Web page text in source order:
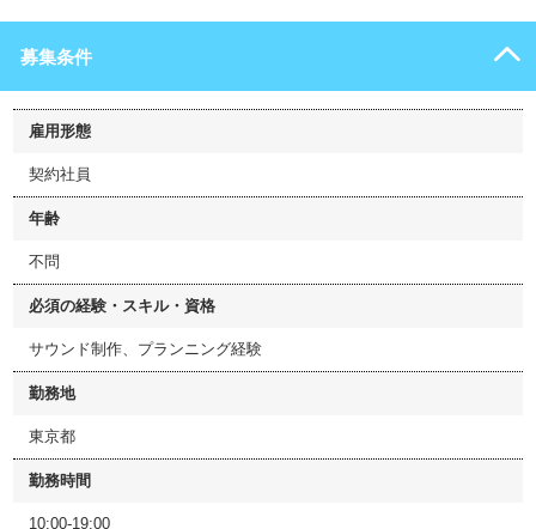
募集条件
雇用形態
契約社員
年齢
不問
必須の経験・スキル・資格
サウンド制作、プランニング経験
勤務地
東京都
勤務時間
10:00-19:00